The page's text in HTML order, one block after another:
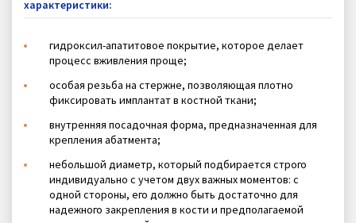
характеристики:
гидроксил-апатитовое покрытие, которое делает
процесс вживления проще;
особая резьба на стержне, позволяющая плотно
фиксировать имплантат в костной ткани;
внутренняя посадочная форма, предназначенная для
крепления абатмента;
небольшой диаметр, который подбирается строго
индивидуально с учетом двух важных моментов: с
одной стороны, его должно быть достаточно для
надежного закрепления в кости и предполагаемой